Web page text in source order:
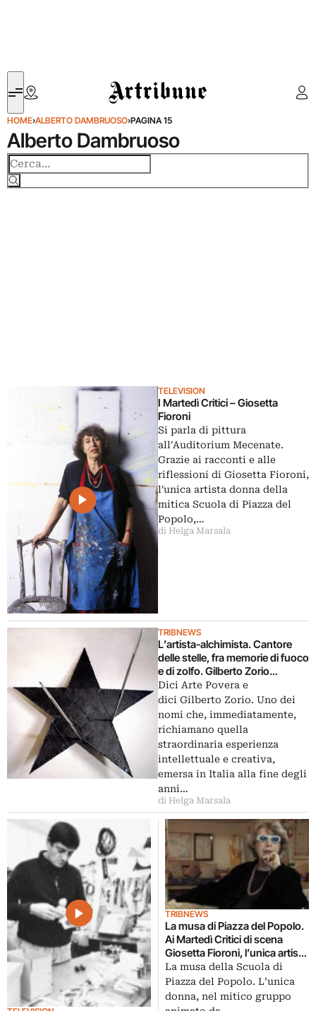
Artribune
HOME›ALBERTO DAMBRUOSO›PAGINA 15
Alberto Dambruoso
TELEVISION
I Martedì Critici – Giosetta
Fioroni
Si parla di pittura
all'Auditorium Mecenate.
Grazie ai racconti e alle
riflessioni di Giosetta Fioroni,
l'unica artista donna della
mitica Scuola di Piazza del
Popolo,…
di Helga Marsala
TRIBNEWS
L’artista-alchimista. Cantore
delle stelle, fra memorie di fuoco
e di zolfo. Gilberto Zorio
incontra il pubblico romano per i
Martedì Critici
Dici Arte Povera e
dici Gilberto Zorio. Uno dei
nomi che, immediatamente,
richiamano quella
straordinaria esperienza
intellettuale e creativa,
emersa in Italia alla fine degli
anni…
di Helga Marsala
TRIBNEWS
La musa di Piazza del Popolo.
Ai Martedì Critici di scena
Giosetta Fioroni, l’unica artista
donna della Scuola Pop
romana. E su Artribune
Television arriva Gianfranco
Baruchello
La musa della Scuola di
Piazza del Popolo. L’unica
donna, nel mitico gruppo